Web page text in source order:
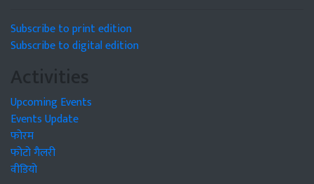
Subscribe to print edition
Subscribe to digital edition
Activities
Upcoming Events
Events Update
फोरम
फोटो गैलरी
वीडियो